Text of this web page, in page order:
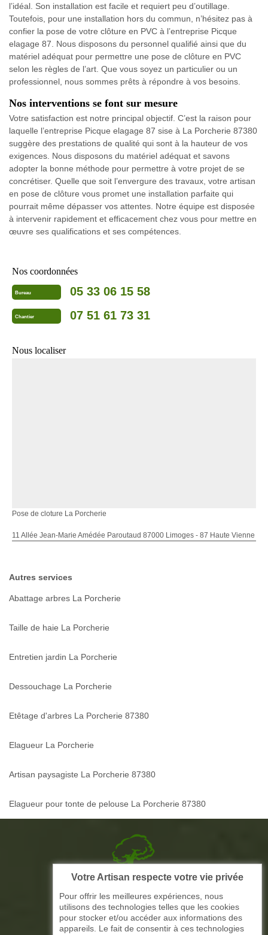
l’idéal. Son installation est facile et requiert peu d’outillage.
Toutefois, pour une installation hors du commun, n’hésitez pas à
confier la pose de votre clôture en PVC à l’entreprise Picque
elagage 87. Nous disposons du personnel qualifié ainsi que du
matériel adéquat pour permettre une pose de clôture en PVC
selon les règles de l’art. Que vous soyez un particulier ou un
professionnel, nous sommes prêts à répondre à vos besoins.
Nos interventions se font sur mesure
Votre satisfaction est notre principal objectif. C’est la raison pour
laquelle l’entreprise Picque elagage 87 sise à La Porcherie 87380
suggère des prestations de qualité qui sont à la hauteur de vos
exigences. Nous disposons du matériel adéquat et savons
adopter la bonne méthode pour permettre à votre projet de se
concrétiser. Quelle que soit l’envergure des travaux, votre artisan
en pose de clôture vous promet une installation parfaite qui
pourrait même dépasser vos attentes. Notre équipe est disposée
à intervenir rapidement et efficacement chez vous pour mettre en
œuvre ses qualifications et ses compétences.
Nos coordonnées
Bureau 05 33 06 15 58
Chantier 07 51 61 73 31
Nous localiser
Pose de cloture La Porcherie
11 Allée Jean-Marie Amédée Paroutaud 87000 Limoges - 87 Haute Vienne
Autres services
Abattage arbres La Porcherie
Taille de haie La Porcherie
Entretien jardin La Porcherie
Dessouchage La Porcherie
Etêtage d'arbres La Porcherie 87380
Elagueur La Porcherie
Artisan paysagiste La Porcherie 87380
Elagueur pour tonte de pelouse La Porcherie 87380
Picque elagage 87
ARTISAN ELAGAGE ET PAYSAGISTE
Votre Artisan respecte votre vie privée
Pour offrir les meilleures expériences, nous
utilisons des technologies telles que les cookies
pour stocker et/ou accéder aux informations des
appareils. Le fait de consentir à ces technologies